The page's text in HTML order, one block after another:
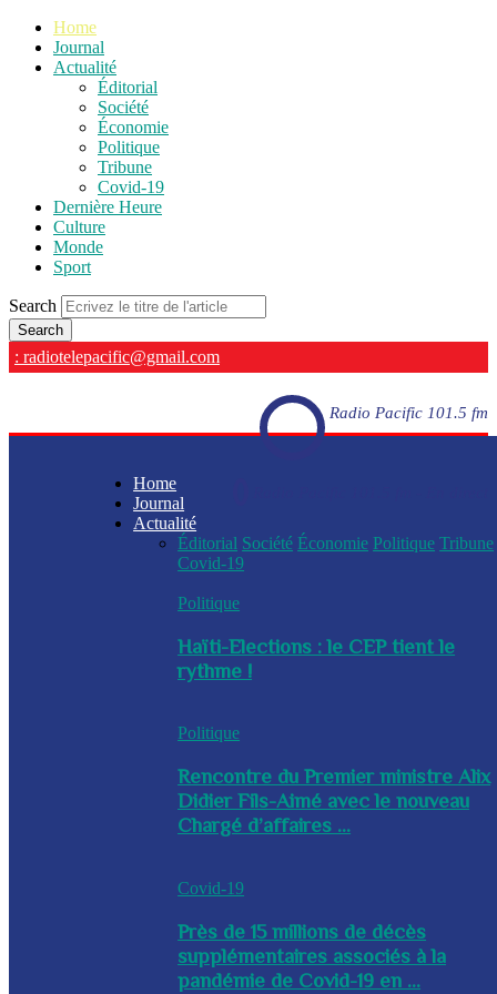
Home
Journal
Actualité
Éditorial
Société
Économie
Politique
Tribune
Covid-19
Dernière Heure
Culture
Monde
Sport
Search
: radiotelepacific@gmail.com
Radio Pacific 101.5 fm
Home
Journal
Actualité
Éditorial Société Économie Politique Tribune
Covid-19
Politique
Haïti-Elections : le CEP tient le
rythme !
Politique
Rencontre du Premier ministre Alix
Didier Fils-Aimé avec le nouveau
Chargé d’affaires ...
Covid-19
Près de 15 millions de décès
supplémentaires associés à la
pandémie de Covid-19 en ...